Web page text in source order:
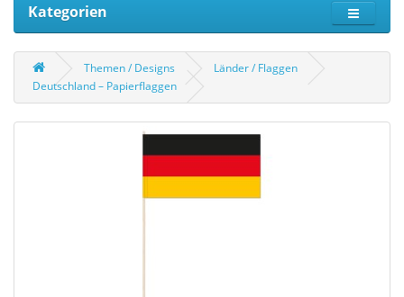
Kategorien
Themen / Designs
Länder / Flaggen
Deutschland – Papierflaggen